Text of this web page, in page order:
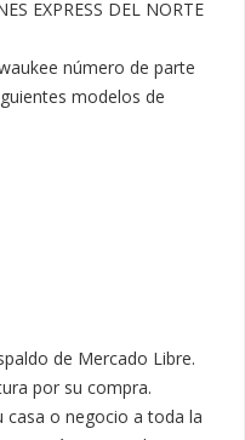
EXPRESS DEL NORTE
número de parte
modelos de
de Mercado Libre.
por su compra.
casa o negocio a toda la